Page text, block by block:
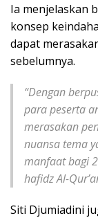
Ia menjelaskan
konsep
dapat
sebelumnya.
“Dengan
para peserta
merasakan
nuansa tema
manfaat bagi
hafidz Al-
Siti Djumiadini